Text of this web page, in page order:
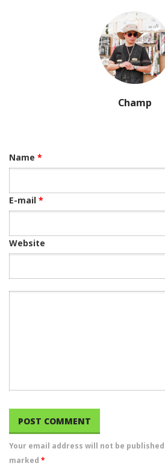
Champ
Name *
E-mail *
Website
Your email address will not be
marked *